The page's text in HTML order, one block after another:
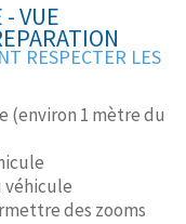
- VUE
RESPECTER LES
(environ 1 mètre du
des zooms